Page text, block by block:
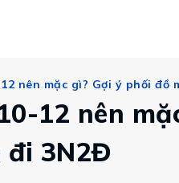
lệ đạt visa
Vietravel
Hành trình
nên mặc gì? Gợi ý phối đồ
12 nên
đi 3N2Đ